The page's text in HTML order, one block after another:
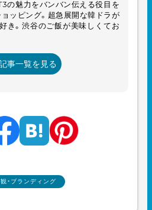
の魅力をバンバン伝える役目を
ッピング。超急展開な韓ドラが
き。渋谷のご飯が美味しくてお
事一覧を見る
・ブランディング